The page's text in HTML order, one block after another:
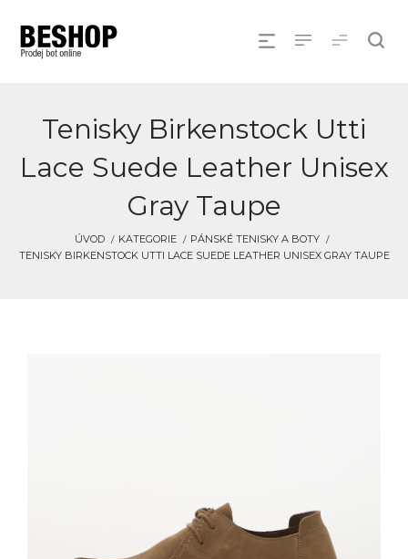
Tenisky Birkenstock Utti
Lace Suede Leather Unisex
Gray Taupe
ÚVOD KATEGORIE
PÁNSKÉ TENISKY A BOTY
TENISKY BIRKENSTOCK UTTI LACE SUEDE LEATHER UNISEX GRAY TAUPE